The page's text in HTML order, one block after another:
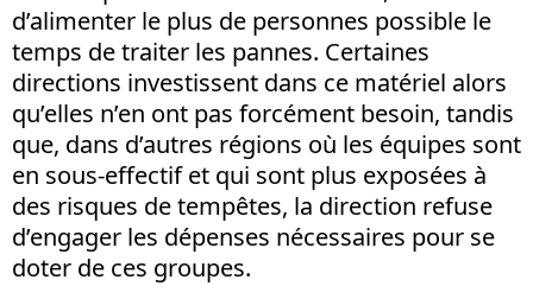
d’alimenter le plus de personnes possible le
temps de traiter les pannes. Certaines
directions investissent dans ce matériel alors
qu’elles n’en ont pas forcément besoin, tandis
que, dans d’autres régions où les équipes sont
en sous-effectif et qui sont plus exposées à
des risques de tempêtes, la direction refuse
d’engager les dépenses nécessaires pour se
doter de ces groupes.